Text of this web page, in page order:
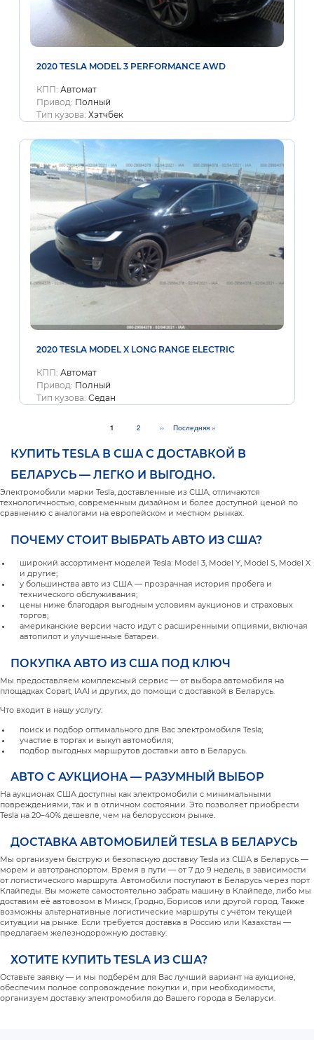
2020 TESLA MODEL 3 PERFORMANCE AWD
КПП: Автомат
Привод: Полный
Тип кузова: Хэтчбек
2020 TESLA MODEL X LONG RANGE ELECTRIC
КПП: Автомат
Привод: Полный
Тип кузова: Седан
Текущая
1 Page
2
Следующая
››
Последняя
Последняя »
КУПИТЬ TESLA В США С ДОСТАВКОЙ В
БЕЛАРУСЬ — ЛЕГКО И ВЫГОДНО.
Электромобили марки Tesla, доставленные из США, отличаются
технологичностью, современным дизайном и более доступной ценой по
сравнению с аналогами на европейском и местном рынках.
ПОЧЕМУ СТОИТ ВЫБРАТЬ АВТО ИЗ США?
широкий ассортимент моделей Tesla: Model 3, Model Y, Model S, Model X
и другие;
у большинства авто из США — прозрачная история пробега и
технического обслуживания;
цены ниже благодаря выгодным условиям аукционов и страховых
торгов;
американские версии часто идут с расширенными опциями, включая
автопилот и улучшенные батареи.
ПОКУПКА АВТО ИЗ США ПОД КЛЮЧ
Мы предоставляем комплексный сервис — от выбора автомобиля на
площадках Copart, IAAI и других, до помощи с доставкой в Беларусь.
Что входит в нашу услугу:
поиск и подбор оптимального для Вас электромобиля Tesla;
участие в торгах и выкуп автомобиля;
подбор выгодных маршрутов доставки авто в Беларусь.
АВТО С АУКЦИОНА — РАЗУМНЫЙ ВЫБОР
На аукционах США доступны как электромобили с минимальными
повреждениями, так и в отличном состоянии. Это позволяет приобрести
Tesla на 20–40% дешевле, чем на белорусском рынке.
ДОСТАВКА АВТОМОБИЛЕЙ TESLA В БЕЛАРУСЬ
Мы организуем быструю и безопасную доставку Tesla из США в Беларусь —
морем и автотранспортом. Время в пути — от 7 до 9 недель, в зависимости
от логистического маршрута. Автомобили поступают в Беларусь через порт
Клайпеды. Вы можете самостоятельно забрать машину в Клайпеде, либо мы
доставим её автовозом в Минск, Гродно, Борисов или другой город. Также
возможны альтернативные логистические маршруты с учётом текущей
ситуации на рынке. Если требуется доставка в Россию или Казахстан —
предлагаем железнодорожную доставку.
ХОТИТЕ КУПИТЬ TESLA ИЗ США?
Оставьте заявку — и мы подберём для Вас лучший вариант на аукционе,
обеспечим полное сопровождение покупки и, при необходимости,
организуем доставку электромобиля до Вашего города в Беларуси.